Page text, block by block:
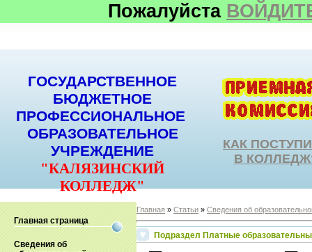
Пожалуйста
ГОСУДАРСТВЕННОЕ
БЮДЖЕТНОЕ
ПРОФЕССИОНАЛЬНОЕ
ОБРАЗОВАТЕЛЬНОЕ
УЧРЕЖДЕНИЕ
"КАЛЯЗИНСКИЙ
КОЛЛЕДЖ"
КАК
В
Главная страница
Сведения об
Главная » Статьи » Сведения об
Подраздел Платные